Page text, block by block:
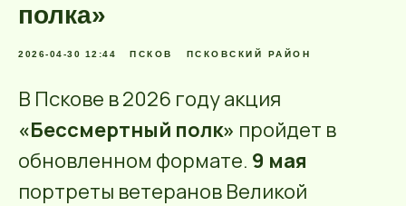
полка»
2026-04-30 12:44 ПСКОВ ПСКОВСКИЙ РАЙОН
В Пскове в 2026 году акция
«Бессмертный полк» пройдет в
обновленном формате. 9 мая
портреты ветеранов Великой